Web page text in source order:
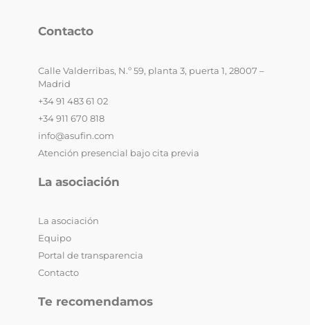
Contacto
Calle Valderribas, N.º 59, planta 3, puerta 1, 28007 –
Madrid
+34 91 483 61 02
+34 911 670 818
info@asufin.com
Atención presencial bajo cita previa
La asociación
La asociación
Equipo
Portal de transparencia
Contacto
Te recomendamos